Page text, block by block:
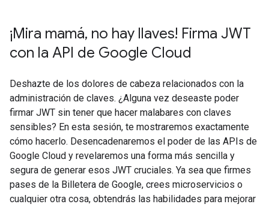
¡Mira mamá, no hay llaves! Firma JWT
con la API de Google Cloud
Deshazte de los dolores de cabeza relacionados con la
administración de claves. ¿Alguna vez deseaste poder
firmar JWT sin tener que hacer malabares con claves
sensibles? En esta sesión, te mostraremos exactamente
cómo hacerlo. Desencadenaremos el poder de las APIs de
Google Cloud y revelaremos una forma más sencilla y
segura de generar esos JWT cruciales. Ya sea que firmes
pases de la Billetera de Google, crees microservicios o
cualquier otra cosa, obtendrás las habilidades para mejorar